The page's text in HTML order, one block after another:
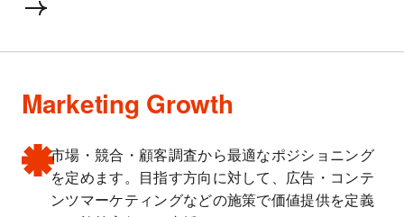
Marketing Growth
市場・競合・顧客調査から最適なポジショニング
を定めます。目指す方向に対して、広告・コンテ
ンツマーケティングなどの施策で価値提供を定義